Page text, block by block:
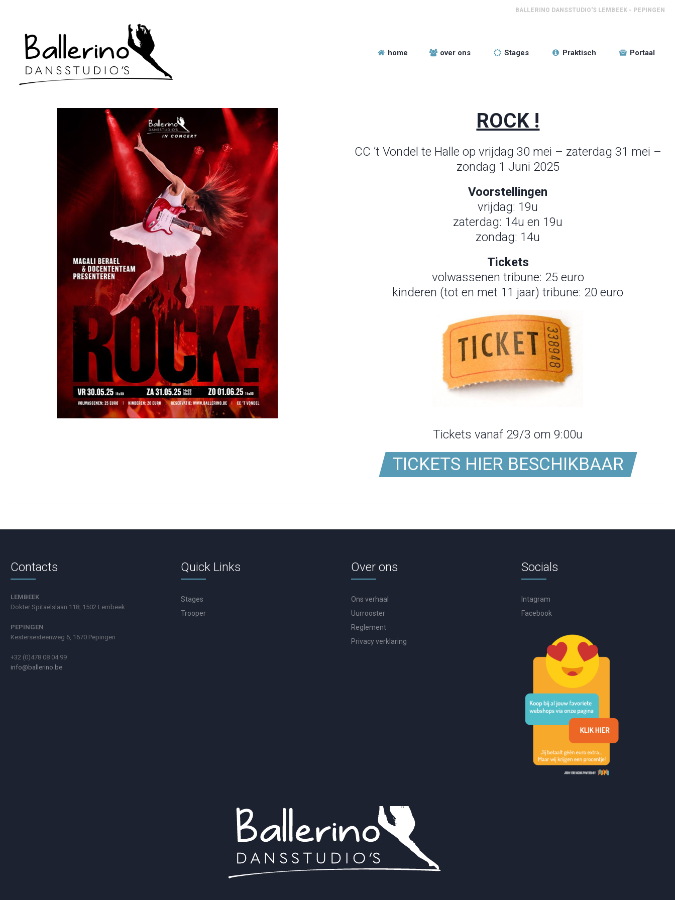
BALLERINO DANSSTUDIO'S LEMBEEK - PEPINGEN
home over ons Stages Praktisch Portaal
ROCK !
CC ’t Vondel te Halle op vrijdag 30 mei – zaterdag 31 mei –
zondag 1 Juni 2025
Voorstellingen
vrijdag: 19u
zaterdag: 14u en 19u
zondag: 14u
Tickets
volwassenen tribune: 25 euro
kinderen (tot en met 11 jaar) tribune: 20 euro
Tickets vanaf 29/3 om 9:00u
TICKETS HIER BESCHIKBAAR
Contacts
LEMBEEK
Dokter Spitaelslaan 118, 1502 Lembeek
PEPINGEN
Kestersesteenweg 6, 1670 Pepingen
+32 (0)478 08 04 99
info@ballerino.be
Quick Links
Stages
Trooper
Over ons
Ons verhaal
Uurrooster
Reglement
Privacy verklaring
Socials
Intagram
Facebook